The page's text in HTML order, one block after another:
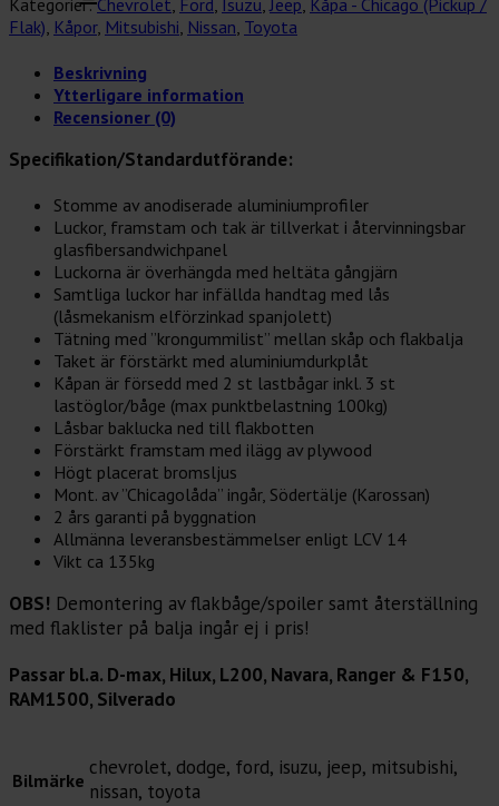
h:1100,
l:1820mm
Kategorier:Chevrolet, Ford, Isuzu,Jeep, Kåpa - Chicago (Pickup /
Flak), Kåpor, Mitsubishi, Nissan, Toyota
Beskrivning
Ytterligare information
Recensioner (0)
Specifikation/Standardutförande:
Stomme av anodiserade aluminiumprofiler
Luckor, framstam och tak är tillverkat i återvinningsbar
glasfibersandwichpanel
Luckorna är överhängda med heltäta gångjärn
Samtliga luckor har infällda handtag med lås
(låsmekanism elförzinkad spanjolett)
Tätning med ”krongummilist” mellan skåp och flakbalja
Taket är förstärkt med aluminiumdurkplåt
Kåpan är försedd med 2 st lastbågar inkl. 3 st
lastöglor/båge (max punktbelastning 100kg)
Låsbar baklucka ned till flakbotten
Förstärkt framstam med ilägg av plywood
Högt placerat bromsljus
Mont. av ”Chicagolåda” ingår, Södertälje (Karossan)
2 års garanti på byggnation
Allmänna leveransbestämmelser enligt LCV 14
Vikt ca 135kg
OBS! Demontering av flakbåge/spoiler samt återställning
med flaklister på balja ingår ej i pris!
Passar bl.a. D-max, Hilux, L200, Navara, Ranger & F150,
RAM1500, Silverado
Bilmärke
chevrolet, dodge, ford, isuzu, jeep, mitsubishi,
nissan, toyota